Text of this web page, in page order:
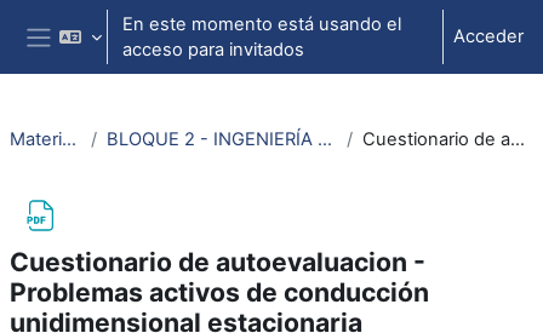
Salta al contenido principal
Panel lateral
En este momento está usando el
acceso para invitados
Acceder
Material termodinámica e ing. térmica BLOQUE 2 - INGENIERÍA TÉRMICA: Tema 2. Transmisión de calor - Conducción unidimensional estacionaria (problemas activos) Cuestionario de autoevaluacion - Problemas activos de conducción unidimensional estacionaria
Cuestionario de autoevaluacion -
Problemas activos de conducción
unidimensional estacionaria